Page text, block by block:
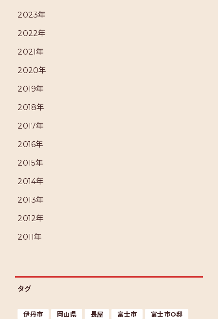
2023年
2022年
2021年
2020年
2019年
2018年
2017年
2016年
2015年
2014年
2013年
2012年
2011年
タグ
伊丹市 岡山県 長屋 富士市
富士市O邸